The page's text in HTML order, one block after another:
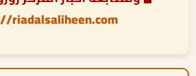
riadalsaliheen.com